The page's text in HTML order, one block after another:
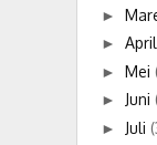
►
► April
► Mei
► Juni
► Juli